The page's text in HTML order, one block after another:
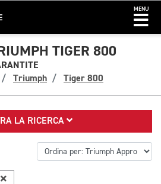
MENU
TIGER 800
Triumph Tiger 800
LA RICERCA